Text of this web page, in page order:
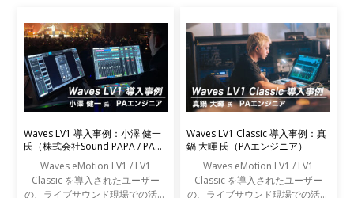
Waves LV1 導入事例：小澤 健一
氏（株式会社Sound PAPA / PAエ
Waves eMotion LV1 / LV1
Classic を導入されたユーザー
の、ライブサウンド現場での活用
Waves LV1 Classic 導入事例：真
鍋 大暉 氏（PAエンジニア）
Waves eMotion LV1 / LV1
Classic を導入されたユーザー
の、ライブサウンド現場での活用